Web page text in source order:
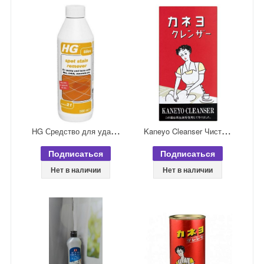
H
G Средство для удаления пятен и загрязнений с плитки и натурального камня 500 мл
Подписаться
Нет в наличии
K
aneyo Cleanser Чистящий и полирующий порошок в традиционной картонной упаковке 350 гр
Подписаться
Нет в наличии